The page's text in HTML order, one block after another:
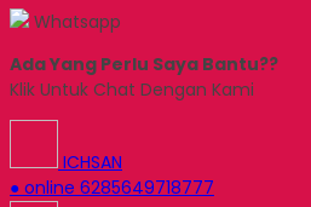
Whatsapp
Ada Yang Perlu Saya Bantu??
Klik Untuk Chat Dengan Kami
ICHSAN
● online 6285649718777